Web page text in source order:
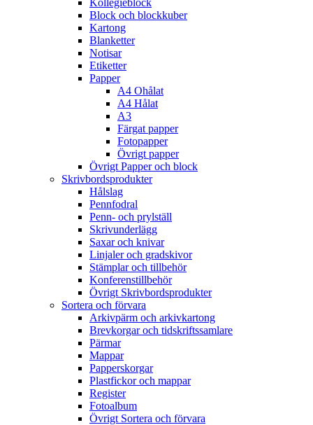
Kollegieblock
Block och blockkuber
Kartong
Blanketter
Notisar
Etiketter
Papper
A4 Ohålat
A4 Hålat
A3
Färgat papper
Fotopapper
Övrigt papper
Övrigt Papper och block
Skrivbordsprodukter
Hålslag
Pennfodral
Penn- och prylställ
Skrivunderlägg
Saxar och knivar
Linjaler och gradskivor
Stämplar och tillbehör
Konferenstillbehör
Övrigt Skrivbordsprodukter
Sortera och förvara
Arkivpärm och arkivkartong
Brevkorgar och tidskriftssamlare
Pärmar
Mappar
Papperskorgar
Plastfickor och mappar
Register
Fotoalbum
Övrigt Sortera och förvara